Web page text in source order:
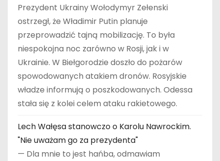
Prezydent Ukrainy Wołodymyr Zełenski
ostrzegł, że Władimir Putin planuje
przeprowadzić tajną mobilizację. To była
niespokojna noc zarówno w Rosji, jak i w
Ukrainie. W Biełgorodzie doszło do pożarów
spowodowanych atakiem dronów. Rosyjskie
władze informują o poszkodowanych. Odessa
stała się z kolei celem ataku rakietowego.
Lech Wałęsa stanowczo o Karolu Nawrockim.
"Nie uważam go za prezydenta"
— Dla mnie to jest hańba, odmawiam